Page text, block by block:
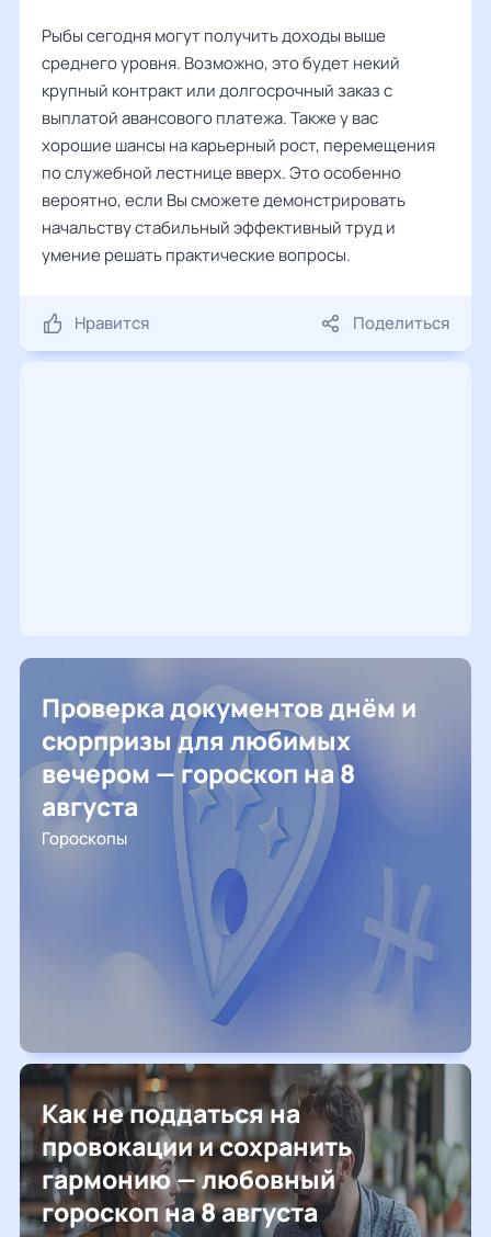
Рыбы сегодня могут получить доходы выше
среднего уровня. Возможно, это будет некий
крупный контракт или долгосрочный заказ с
выплатой авансового платежа. Также у вас
хорошие шансы на карьерный рост, перемещения
по служебной лестнице вверх. Это особенно
вероятно, если Вы сможете демонстрировать
начальству стабильный эффективный труд и
умение решать практические вопросы.
Нравится Поделиться
Проверка документов днём и
сюрпризы для любимых
вечером — гороскоп на 8
августа
Гороскопы
Как не поддаться на
провокации и сохранить
гармонию — любовный
гороскоп на 8 августа